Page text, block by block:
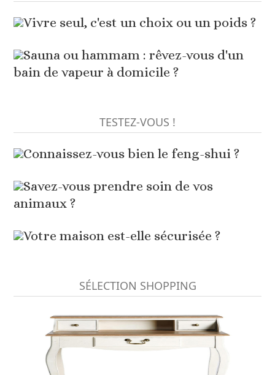
Vivre seul, c'est un choix ou un poids ?
Sauna ou hammam : rêvez-vous d'un
bain de vapeur à domicile ?
TESTEZ-VOUS !
Connaissez-vous bien le feng-shui ?
Savez-vous prendre soin de vos
animaux ?
Votre maison est-elle sécurisée ?
SÉLECTION SHOPPING